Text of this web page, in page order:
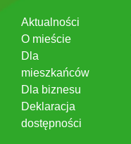
Aktualności
O mieście
Dla
mieszkańców
Dla biznesu
Deklaracja
dostępności